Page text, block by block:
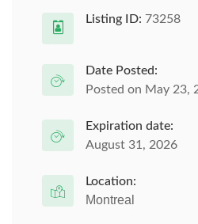
Listing ID: 73258
Date Posted:
Posted on May 23,
Expiration date:
August 31, 2026
Location:
Montreal